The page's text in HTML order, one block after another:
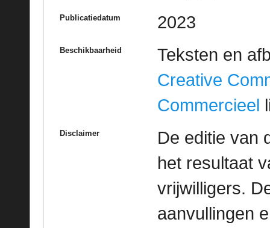
Publicatiedatum 2023
Beschikbaarheid
Teksten en
Creative
Commercieel
Disclaimer
De editie van
het resultaat
vrijwilligers.
aanvullingen